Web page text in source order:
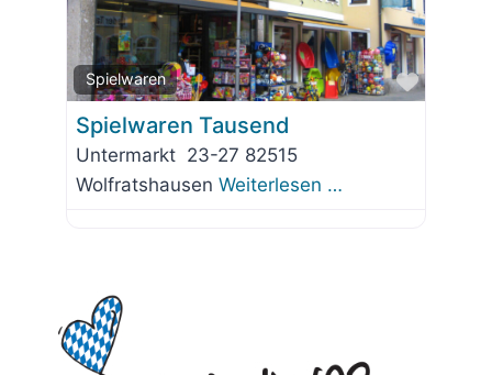
Spielwaren
Favorit
Spielwaren Tausend
Untermarkt 23-27 82515
Wolfratshausen Weiterlesen …